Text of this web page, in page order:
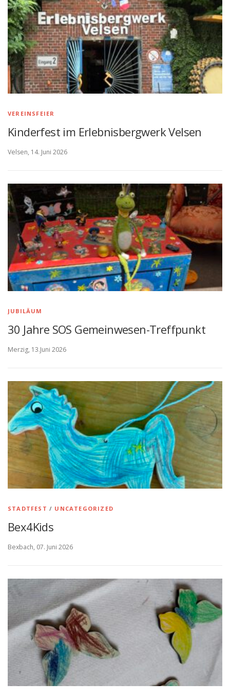
VEREINSFEIER
Kinderfest im Erlebnisbergwerk Velsen
Velsen, 14. Juni 2026
JUBILÄUM
30 Jahre SOS Gemeinwesen-Treffpunkt
Merzig, 13.Juni 2026
STADTFEST / UNCATEGORIZED
Bex4Kids
Bexbach, 07. Juni 2026